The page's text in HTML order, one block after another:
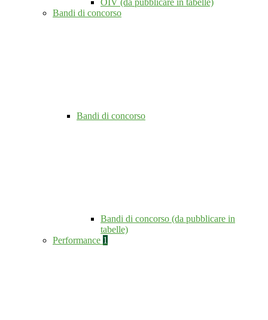
OIV (da pubblicare in tabelle)
Bandi di concorso
Bandi di concorso
Bandi di concorso (da pubblicare in
tabelle)
Performance 1